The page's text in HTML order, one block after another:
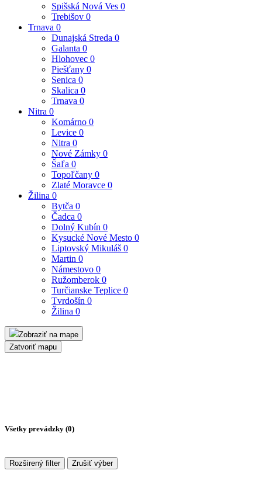
Spišská Nová Ves 0
Trebišov 0
Trnava 0
Dunajská Streda 0
Galanta 0
Hlohovec 0
Piešťany 0
Senica 0
Skalica 0
Trnava 0
Nitra 0
Komárno 0
Levice 0
Nitra 0
Nové Zámky 0
Šaľa 0
Topoľčany 0
Zlaté Moravce 0
Žilina 0
Bytča 0
Čadca 0
Dolný Kubín 0
Kysucké Nové Mesto 0
Liptovský Mikuláš 0
Martin 0
Námestovo 0
Ružomberok 0
Turčianske Teplice 0
Tvrdošín 0
Žilina 0
Zobraziť na mape
Zatvoriť mapu
Všetky prevádzky (0)
Rozširený filter Zrušiť výber